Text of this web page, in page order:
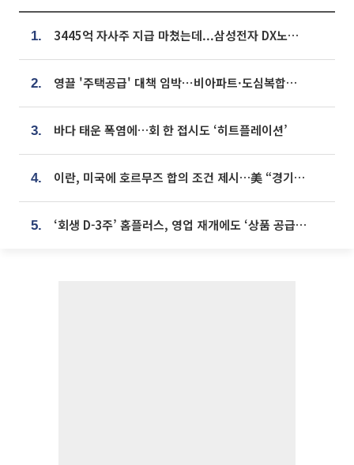
1. 3445억 자사주 지급 마쳤는데...삼성전자 DX노조, 뒤늦은 '떼쓰기 집회'
2. 영끌 '주택공급' 대책 임박⋯비아파트·도심복합까지 총동원
3. 바다 태운 폭염에…회 한 접시도 ‘히트플레이션’
4. 이란, 미국에 호르무즈 합의 조건 제시…美 “경기 아직 안 끝나” [종합]
5. ‘회생 D-3주’ 홈플러스, 영업 재개에도 ‘상품 공급망’ 복구가 생존 관건